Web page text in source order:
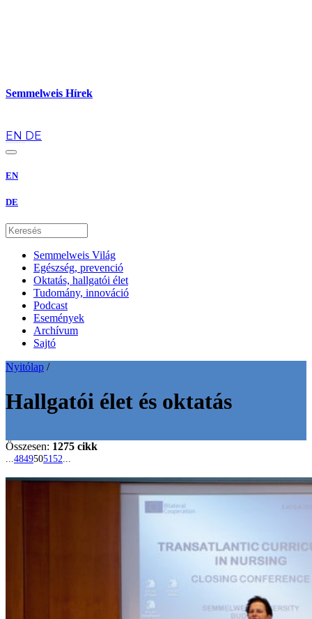
Semmelweis Hírek
EN DE
EN
DE
Semmelweis Világ
Egészség, prevenció
Oktatás, hallgatói élet
Tudomány, innováció
Podcast
Események
Archívum
Sajtó
Nyitólap /
Hallgatói élet és oktatás
Összesen: 1275 cikk
...4849505152...